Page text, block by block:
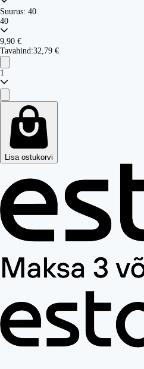
Suurus: 40
40
9,90 €
Tavahind:32,79 €
1
Lisa ostukorvi